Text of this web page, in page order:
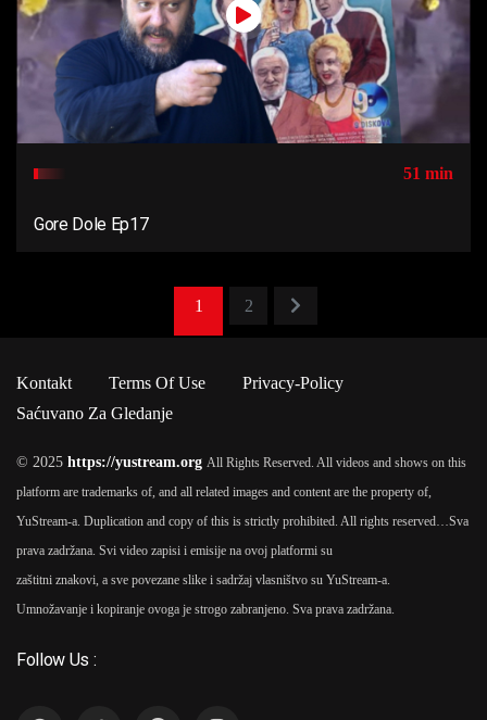
51 min
Gore Dole Ep17
1 2
Kontakt Terms Of Use
Privacy-Policy
Saćuvano Za Gledanje
© 2025 https://yustream.org All Rights Reserved. All videos and shows on this
platform are trademarks of, and all related images and content are the property of,
YuStream-a. Duplication and copy of this is strictly prohibited. All rights reserved… Sva
prava zadržana. Svi video zapisi i emisije na ovoj platformi su
zaštitni znakovi, a sve povezane slike i sadržaj vlasništvo su YuStream-a.
Umnožavanje i kopiranje ovoga je strogo zabranjeno. Sva prava zadržana.
Follow Us :